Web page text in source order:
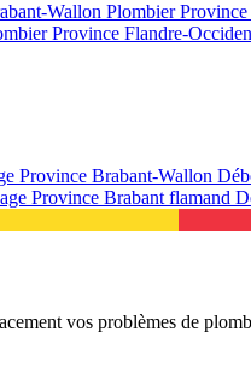
Wallon Plombier
Province Flandre-
Province Brabant-Wallon
Province Brabant flamand
vos problèmes de